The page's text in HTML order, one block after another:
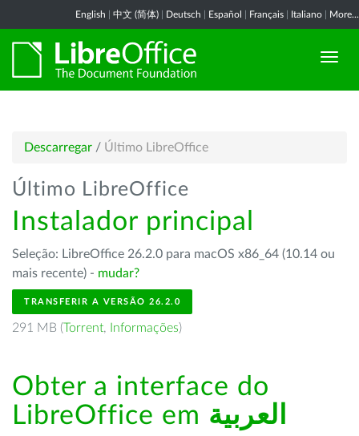
English 中文 (简体) Deutsch Español Français Italiano More...
Descarregar / Último LibreOffice
Último LibreOffice
Instalador principal
Seleção: LibreOffice 26.2.0 para macOS x86_64 (10.14 ou
mais recente) - mudar?
TRANSFERIR A VERSÃO 26.2.0
291 MB (Torrent, Informações)
Obter a interface do
LibreOffice em العربية